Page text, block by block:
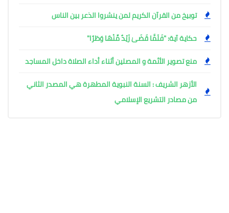
توبيخ من القرآن الكريم لمن ينشروا الذعر بين الناس
حكاية آية: "فَلَمَّا قَضَىٰ زَيْدٌ مِّنْهَا وَطَرًا"
منع تصوير الأئمة و المصلين أثناء أداء الصلاة داخل المساجد
الأزهر الشريف : السنة النبوية المطهرة هي المصدر الثاني
من مصادر التشريع الإسلامي